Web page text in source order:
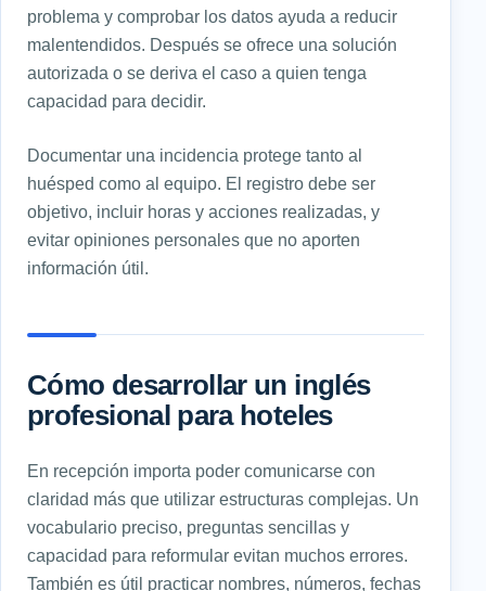
problema y comprobar los datos ayuda a reducir
malentendidos. Después se ofrece una solución
autorizada o se deriva el caso a quien tenga
capacidad para decidir.
Documentar una incidencia protege tanto al
huésped como al equipo. El registro debe ser
objetivo, incluir horas y acciones realizadas, y
evitar opiniones personales que no aporten
información útil.
Cómo desarrollar un inglés
profesional para hoteles
En recepción importa poder comunicarse con
claridad más que utilizar estructuras complejas. Un
vocabulario preciso, preguntas sencillas y
capacidad para reformular evitan muchos errores.
También es útil practicar nombres, números, fechas